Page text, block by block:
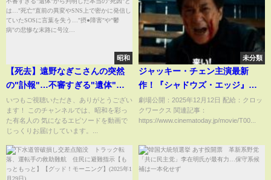
昭和
【死去】遠野なぎこさんの突然
の"訃報"…不審すぎる"遺体"か
ら判明した本当の"死因"と
は…"死亡"直前の異変やSNS上
で密かに発信していたSOSに言
悲惨な末路に号泣…
いつもご視聴いただき、ありがとうござい
ます！ このチャンネルでは、昭和を彩っ
た有名人の 気になるエピソードを動画で
じっくりお届けしています。...
未分類
ジャッキー・チェン主演最新
作！『シャドウズ・エッジ』予
告編
劇場公開：2025年12月12日 配給：クロッ
クワークス 関連記事：
https://www.cinematoday.jp/movie/T00...